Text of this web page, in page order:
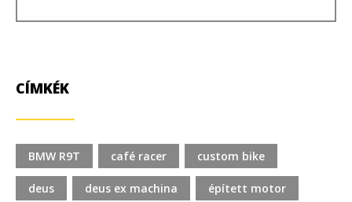
CÍMKÉK
BMW R9T café racer custom bike
deus deus ex machina épített motor